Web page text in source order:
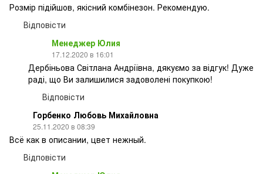
Розмір підійшов, якісний комбінезон. Рекомендую.
Відповісти
Менеджер Юлия
17.12.2020 в 16:01
Дербіньова Світлана Андріївна, дякуємо за відгук! Дуже
раді, що Ви залишилися задоволені покупкою!
Відповісти
Горбенко Любовь Михайловна
25.11.2020 в 08:39
Всё как в описании, цвет нежный.
Відповісти